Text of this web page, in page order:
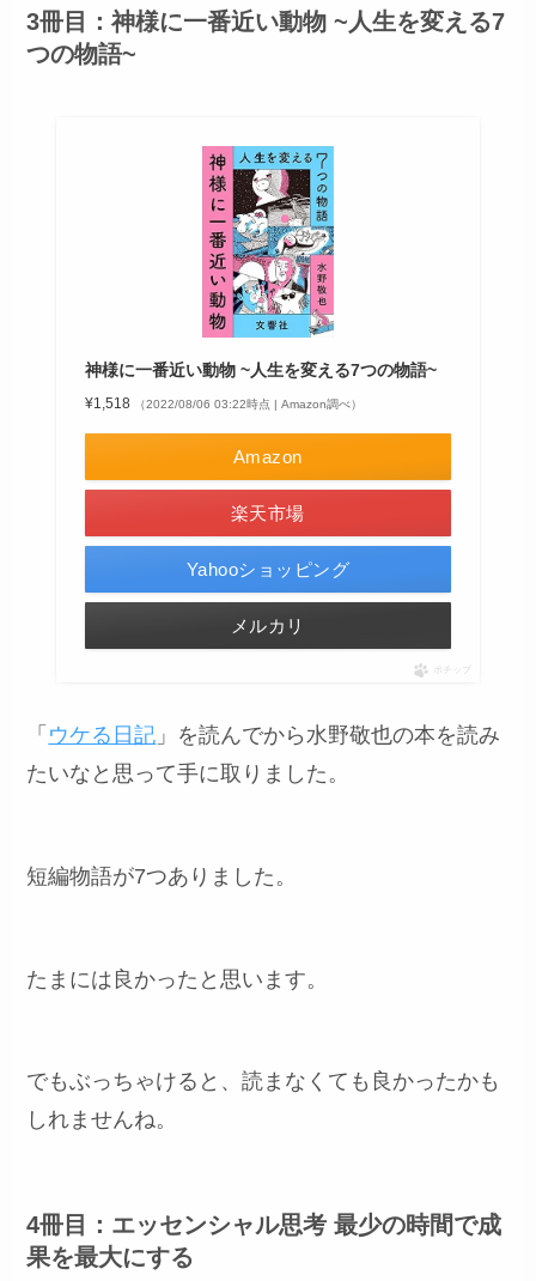
3冊目：神様に一番近い動物 ~人生を変える7
つの物語~
神様に一番近い動物 ~人生を変える7つの物語~
¥1,518 （2022/08/06 03:22時点 | Amazon調べ）
Amazon
楽天市場
Yahooショッピング
メルカリ
ポチップ
「 ウケる日記 」を読んでから水野敬也の本を読み
たいなと思って手に取りました。
短編物語が7つありました。
たまには良かったと思います。
でもぶっちゃけると、読まなくても良かったかも
しれませんね。
4冊目：エッセンシャル思考 最少の時間で成
果を最大にする